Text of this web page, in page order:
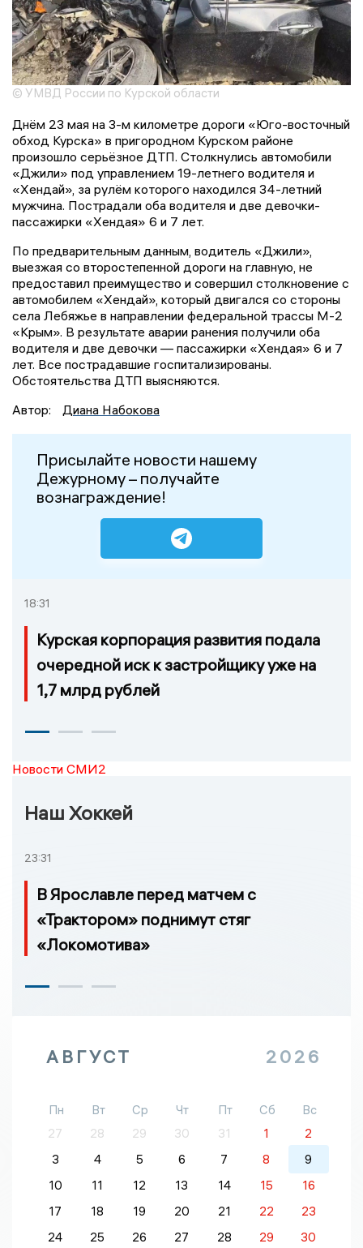
© УМВД России по Курской области
Днём 23 мая на 3-м километре дороги «Юго-восточный
обход Курска» в пригородном Курском районе
произошло серьёзное ДТП. Столкнулись автомобили
«Джили» под управлением 19-летнего водителя и
«Хендай», за рулём которого находился 34-летний
мужчина. Пострадали оба водителя и две девочки-
пассажирки «Хендая» 6 и 7 лет.
По предварительным данным, водитель «Джили»,
выезжая со второстепенной дороги на главную, не
предоставил преимущество и совершил столкновение с
автомобилем «Хендай», который двигался со стороны
села Лебяжье в направлении федеральной трассы М-2
«Крым». В результате аварии ранения получили оба
водителя и две девочки — пассажирки «Хендая» 6 и 7
лет. Все пострадавшие госпитализированы.
Обстоятельства ДТП выясняются.
Автор:
Диана Набокова
Присылайте новости нашему
Дежурному – получайте
вознаграждение!
18:31
Курская корпорация развития подала
очередной иск к застройщику уже на
1,7 млрд рублей
Новости СМИ2
Наш Хоккей
23:31
В Ярославле перед матчем с
«Трактором» поднимут стяг
«Локомотива»
АВГУСТ 2026
Пн Вт Ср Чт Пт Сб
Вс
27
28 29 30 31 1
2
3
4 5 6 7 8
9
10
11 12 13 14 15
16
17
18 19 20 21 22
23
24
25 26 27 28 29
30